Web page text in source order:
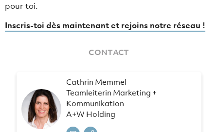
pour toi.
Inscris-toi dès maintenant et rejoins notre réseau !
CONTACT
Cathrin Memmel
Teamleiterin Marketing +
Kommunikation
A+W Holding